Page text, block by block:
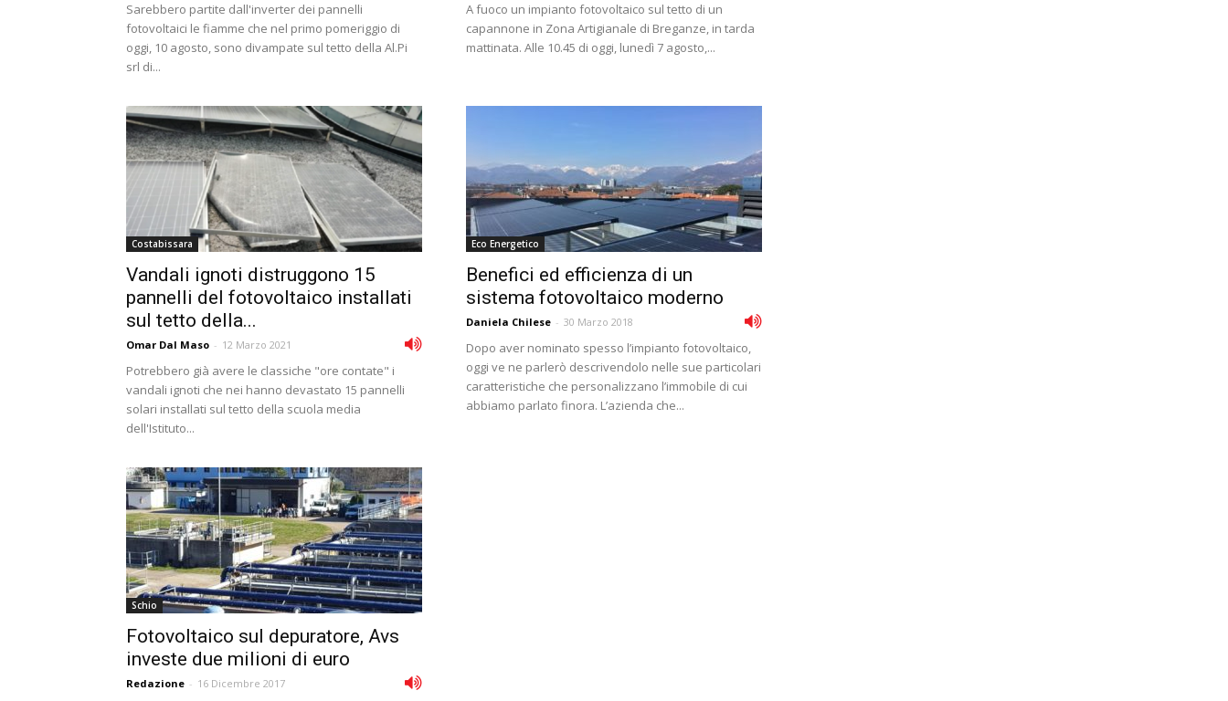
Sarebbero partite dall'inverter dei pannelli
fotovoltaici le fiamme che nel primo pomeriggio di
oggi, 10 agosto, sono divampate sul tetto della Al.Pi
srl di...
A fuoco un impianto fotovoltaico sul tetto di un
capannone in Zona Artigianale di Breganze, in tarda
mattinata. Alle 10.45 di oggi, lunedì 7 agosto,...
Costabissara
Vandali ignoti distruggono 15
pannelli del fotovoltaico installati
sul tetto della...
Omar Dal Maso - 12 Marzo 2021
Potrebbero già avere le classiche "ore contate" i
vandali ignoti che nei hanno devastato 15 pannelli
solari installati sul tetto della scuola media
dell'Istituto...
Eco Energetico
Benefici ed efficienza di un
sistema fotovoltaico moderno
Daniela Chilese - 30 Marzo 2018
Dopo aver nominato spesso l’impianto fotovoltaico,
oggi ve ne parlerò descrivendolo nelle sue particolari
caratteristiche che personalizzano l’immobile di cui
abbiamo parlato finora. L’azienda che...
Schio
Fotovoltaico sul depuratore, Avs
investe due milioni di euro
Redazione - 16 Dicembre 2017